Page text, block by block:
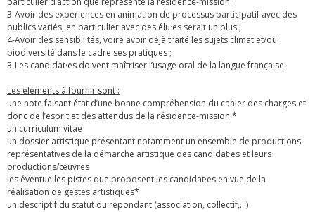
3-Avoir des expériences en animation de processus participatif avec des
publics variés, en particulier avec des élu·es serait un plus ;
4-Avoir des sensibilités, voire avoir déjà traité les sujets climat et/ou
biodiversité dans le cadre ses pratiques ;
3-Les candidat·es doivent maîtriser l’usage oral de la langue française.
Les éléments à fournir sont :
une note faisant état d’une bonne compréhension du cahier des charges et
donc de l’esprit et des attendus de la résidence-mission *
un curriculum vitae
un dossier artistique présentant notamment un ensemble de productions
représentatives de la démarche artistique des candidat·es et leurs
productions/œuvres
les éventuelles pistes que proposent les candidat·es en vue de la
réalisation de gestes artistiques*
un descriptif du statut du répondant (association, collectif,…)